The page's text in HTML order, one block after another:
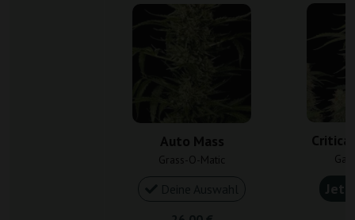
Auto Mass
Grass-O-Matic